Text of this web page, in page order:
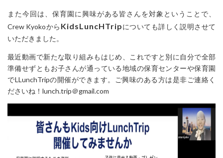
また今回は、保育園に興味がある皆さんを対象ということで、
Crew Kyokoから KidsLuncHTripについても詳しく説明させて
いただきました。
最近動画で新たな取り組みもはじめ、これですと別に自分で全部
準備せずともお子さんが通っている地域の保育センターや保育園
でLLunchTripの開催ができます。ご興味のある方は是非ご連絡く
ださいね！lunch.trip＠gmail.com